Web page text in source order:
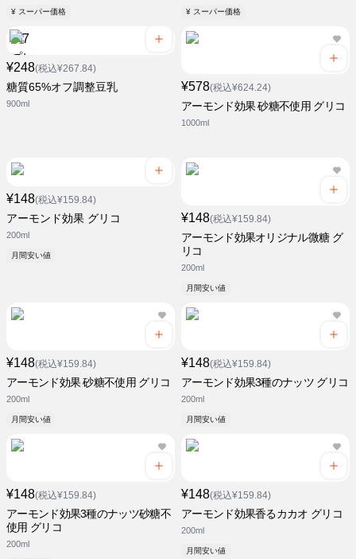
¥ スーパー価格 ¥ スーパー価格
¥248(税込¥267.84)
糖質65%オフ調整豆乳
900ml
¥578(税込¥624.24)
アーモンド効果 砂糖不使用 グリコ
1000ml
¥148(税込¥159.84)
アーモンド効果 グリコ
200ml
月間安い値
¥148(税込¥159.84)
アーモンド効果オリジナル微糖 グ
リコ
200ml
月間安い値
¥148(税込¥159.84)
アーモンド効果 砂糖不使用 グリコ
200ml
月間安い値
¥148(税込¥159.84)
アーモンド効果3種のナッツ グリコ
200ml
月間安い値
¥148(税込¥159.84)
アーモンド効果3種のナッツ砂糖不
使用 グリコ
200ml
¥148(税込¥159.84)
アーモンド効果香るカカオ グリコ
200ml
月間安い値